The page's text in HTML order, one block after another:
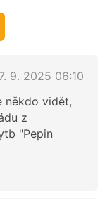
7. 9. 2025 06:10
někdo vidět,
z
"Pepin